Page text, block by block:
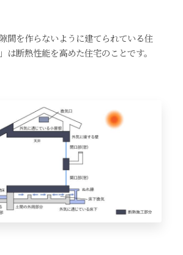
間を作らないように建てられている住
は断熱性能を高めた住宅のことです。